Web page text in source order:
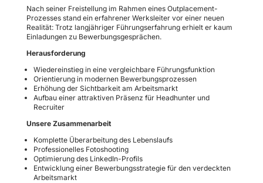
Nach seiner Freistellung im Rahmen eines Outplacement-
Prozesses stand ein erfahrener Werksleiter vor einer neuen
Realität: Trotz langjähriger Führungserfahrung erhielt er kaum
Einladungen zu Bewerbungsgesprächen.
Herausforderung
Wiedereinstieg in eine vergleichbare Führungsfunktion
Orientierung in modernen Bewerbungsprozessen
Erhöhung der Sichtbarkeit am Arbeitsmarkt
Aufbau einer attraktiven Präsenz für Headhunter und
Recruiter
Unsere Zusammenarbeit
Komplette Überarbeitung des Lebenslaufs
Professionelles Fotoshooting
Optimierung des LinkedIn-Profils
Entwicklung einer Bewerbungsstrategie für den verdeckten
Arbeitsmarkt